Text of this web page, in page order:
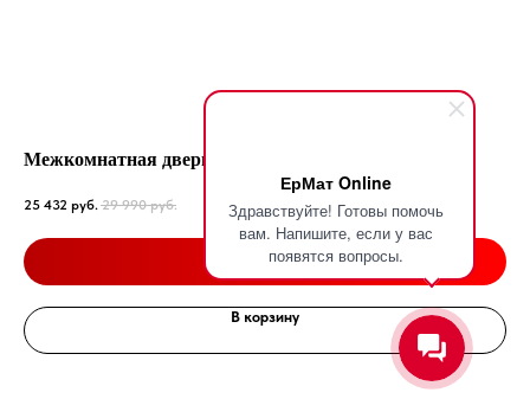
ЕрМат Online
Здравствуйте! Готовы помочь
вам. Напишите, если у вас
появятся вопросы.
Межкомнатная дверь Wood Glass 03
25 432 руб. 29 990 руб.
В корзину